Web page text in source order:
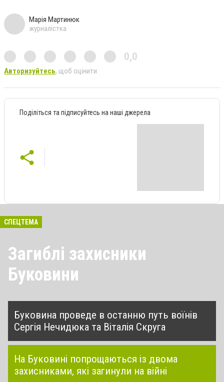
Марія Мартинюк
журналістка
0,0
Авторизуйтесь, щоб оцінити
Поділіться та підписуйтесь на наші джерела
СПЕЦТЕМА
Загиблі захисники
Буковини
Буковина проведе в останню путь воїнів
Сергія Нечидюка та Віталія Скруга
На Буковині попрощаються із двома
захисниками, які загинули на війні